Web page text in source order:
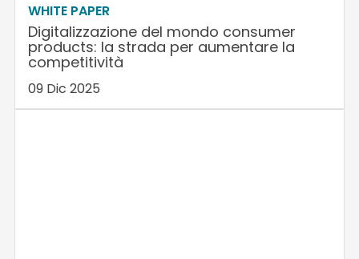
WHITE PAPER
Digitalizzazione del mondo consumer
products: la strada per aumentare la
competitività
09 Dic 2025